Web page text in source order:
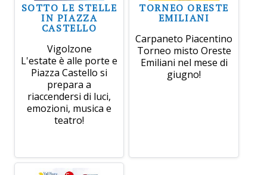
SOTTO LE STELLE
IN PIAZZA
CASTELLO
Vigolzone
L'estate è alle porte e
Piazza Castello si
prepara a
riaccendersi di luci,
emozioni, musica e
teatro!
TORNEO ORESTE
EMILIANI
Carpaneto Piacentino
Torneo misto Oreste
Emiliani nel mese di
giugno!